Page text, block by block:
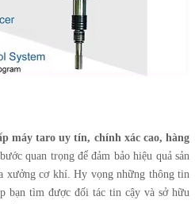
máy taro uy tín, chính xác cao, hàng
quan trọng để đảm bảo hiệu quả sản
xưởng cơ khí. Hy vọng những thông tin
bạn tìm được đối tác tin cậy và sở hữu